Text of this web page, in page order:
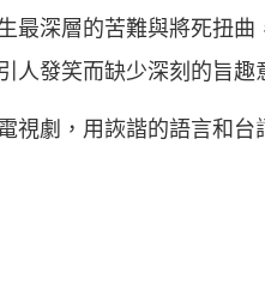
最深層的苦難與將死扭曲
人發笑而缺少深刻的旨趣
視劇，用詼諧的語言和台